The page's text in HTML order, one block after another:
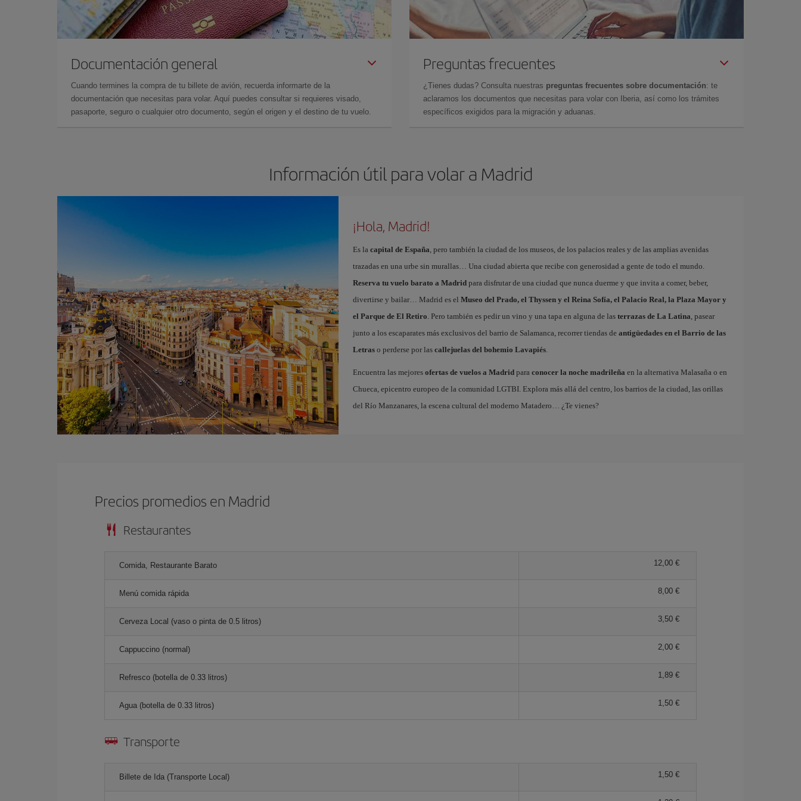
Documentación general
Cuando termines la compra de tu billete de avión, recuerda informarte de la
documentación que necesitas para volar. Aquí puedes consultar si requieres visado,
pasaporte, seguro o cualquier otro documento, según el origen y el destino de tu vuelo.
Preguntas frecuentes
¿Tienes dudas? Consulta nuestras preguntas frecuentes sobre documentación: te
aclaramos los documentos que necesitas para volar con Iberia, así como los trámites
específicos exigidos para la migración y aduanas.
Información útil para volar a Madrid
¡Hola, Madrid!
Es la capital de España, pero también la ciudad de los museos, de los palacios reales y de las amplias avenidas
trazadas en una urbe sin murallas… Una ciudad abierta que recibe con generosidad a gente de todo el mundo.
Reserva tu vuelo barato a Madridpara disfrutar de una ciudad que nunca duerme y que invita a comer, beber,
divertirse y bailar… Madrid es el Museo del Prado, el Thyssen y el Reina Sofía, el Palacio Real, la Plaza Mayor y
el Parque de El Retiro. Pero también es pedir un vino y una tapa en alguna de las terrazas de La Latina, pasear
junto a los escaparates más exclusivos del barrio de Salamanca, recorrer tiendas de antigüedades en el Barrio de las
Letraso perderse por las callejuelas del bohemio Lavapiés.
Encuentra las mejores ofertas de vuelos a Madridpara conocer la noche madrileña en la alternativa Malasaña o en
Chueca, epicentro europeo de la comunidad LGTBI. Explora más allá del centro, los barrios de la ciudad, las orillas
del Río Manzanares, la escena cultural del moderno Matadero… ¿Te vienes?
Precios promedios en Madrid
Restaurantes
Comida, Restaurante Barato 12,00 €
Menú comida rápida 8,00 €
Cerveza Local (vaso o pinta de 0.5 litros) 3,50 €
Cappuccino (normal) 2,00 €
Refresco (botella de 0.33 litros) 1,89 €
Agua (botella de 0.33 litros) 1,50 €
Transporte
Billete de Ida (Transporte Local) 1,50 €